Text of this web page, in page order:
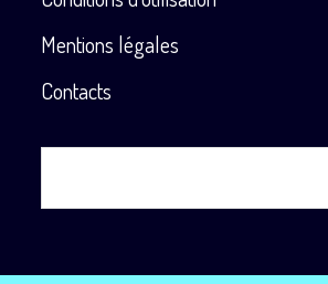
Mentions légales
Contacts